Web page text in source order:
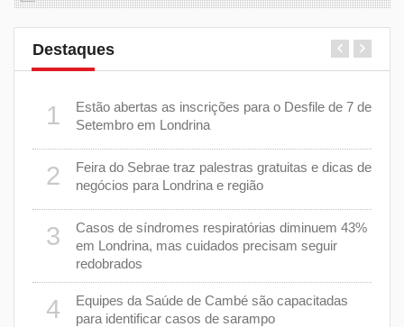
Destaques
1
Estão abertas as inscrições para o Desfile de 7 de
Setembro em Londrina
2
Feira do Sebrae traz palestras gratuitas e dicas de
negócios para Londrina e região
3
Casos de síndromes respiratórias diminuem 43%
em Londrina, mas cuidados precisam seguir
redobrados
4
Equipes da Saúde de Cambé são capacitadas
para identificar casos de sarampo